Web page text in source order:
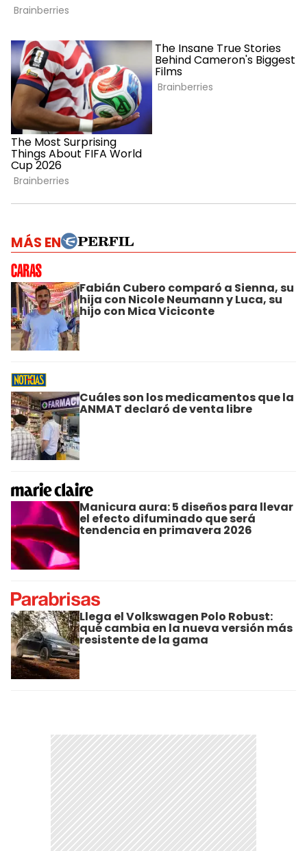
MÁS EN
Fabián Cubero comparó a Sienna, su
hija con Nicole Neumann y Luca, su
hijo con Mica Viciconte
Cuáles son los medicamentos que la
ANMAT declaró de venta libre
Manicura aura: 5 diseños para llevar
el efecto difuminado que será
tendencia en primavera 2026
Llega el Volkswagen Polo Robust:
qué cambia en la nueva versión más
resistente de la gama